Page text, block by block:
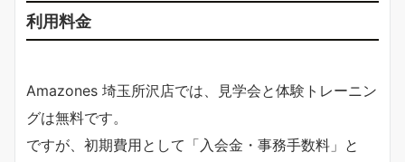
利用料金
Amazones 埼玉所沢店では、見学会と体験トレーニン
グは無料です。
ですが、初期費用として「入会金・事務手数料」と